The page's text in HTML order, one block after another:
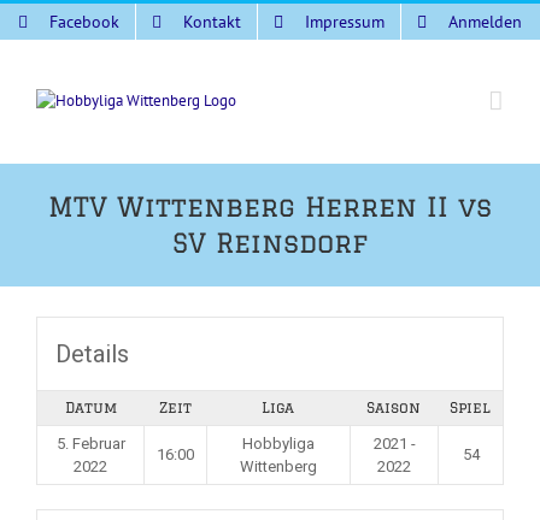
Zum
Inhalt
Facebook Kontakt Impressum Anmelden
MTV Wittenberg Herren II vs
SV Reinsdorf
Details
Datum Zeit Liga Saison Spiel
5. Februar
2022
16:00
Hobbyliga
Wittenberg
2021 -
2022
54